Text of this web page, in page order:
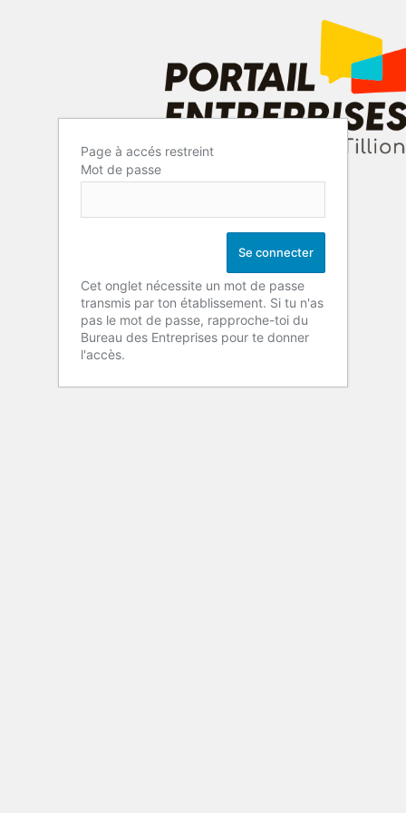
Page à accés restreint
Mot de passe
Cet onglet nécessite un mot de passe
transmis par ton établissement. Si tu n'as
pas le mot de passe, rapproche-toi du
Bureau des Entreprises pour te donner
l'accès.